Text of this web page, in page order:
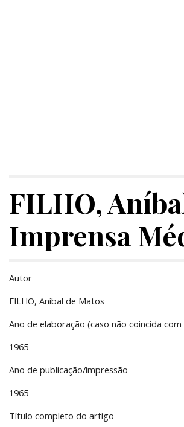
FILHO,
Imprensa
Autor
FILHO, Aníbal de Matos
Ano de elaboração (caso não coincida
1965
Ano de publicação/impressão
1965
Título completo do artigo